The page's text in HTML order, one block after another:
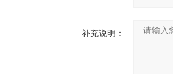
补充说明：